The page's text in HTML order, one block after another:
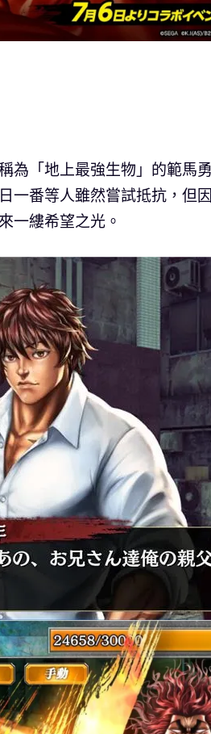
為「地上最強生物」的範馬
一番等人雖然嘗試抵抗，但
一縷希望之光。